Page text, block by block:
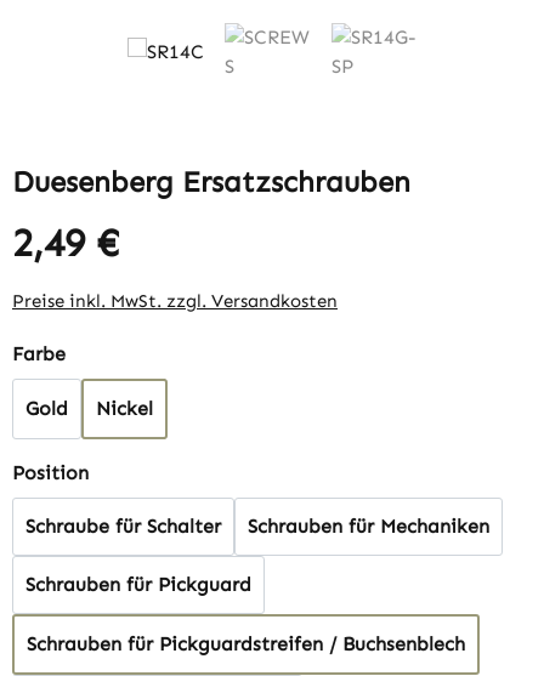
Duesenberg Ersatzschrauben
Regulärer Preis:
2,49 €
Preise inkl. MwSt. zzgl. Versandkosten
Farbeauswählen
Gold Nickel
Positionauswählen
Schraube für Schalter Schrauben für Mechaniken
Schrauben für Pickguard
Schrauben für Pickguardstreifen / Buchsenblech